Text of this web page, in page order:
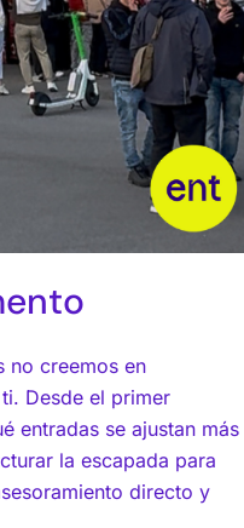
no creemos en
Desde el primer
entradas se ajustan más
la escapada para
directo y